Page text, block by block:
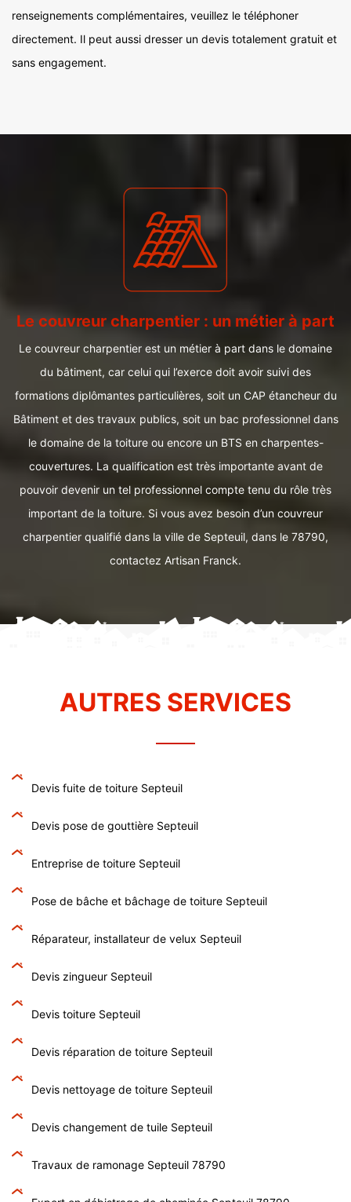
renseignements complémentaires, veuillez le téléphoner
directement. Il peut aussi dresser un devis totalement gratuit et
sans engagement.
Le couvreur charpentier : un métier à part
Le couvreur charpentier est un métier à part dans le domaine
du bâtiment, car celui qui l’exerce doit avoir suivi des
formations diplômantes particulières, soit un CAP étancheur du
Bâtiment et des travaux publics, soit un bac professionnel dans
le domaine de la toiture ou encore un BTS en charpentes-
couvertures. La qualification est très importante avant de
pouvoir devenir un tel professionnel compte tenu du rôle très
important de la toiture. Si vous avez besoin d’un couvreur
charpentier qualifié dans la ville de Septeuil, dans le 78790,
contactez Artisan Franck.
AUTRES SERVICES
Devis fuite de toiture Septeuil
Devis pose de gouttière Septeuil
Entreprise de toiture Septeuil
Pose de bâche et bâchage de toiture Septeuil
Réparateur, installateur de velux Septeuil
Devis zingueur Septeuil
Devis toiture Septeuil
Devis réparation de toiture Septeuil
Devis nettoyage de toiture Septeuil
Devis changement de tuile Septeuil
Travaux de ramonage Septeuil 78790